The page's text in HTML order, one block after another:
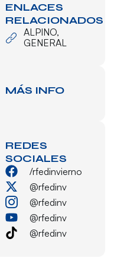
ENLACES
RELACIONADOS
ALPINO,
GENERAL
MÁS INFO
REDES
SOCIALES
/rfedinvierno
@rfedinv
@rfedinv
@rfedinv
@rfedinv